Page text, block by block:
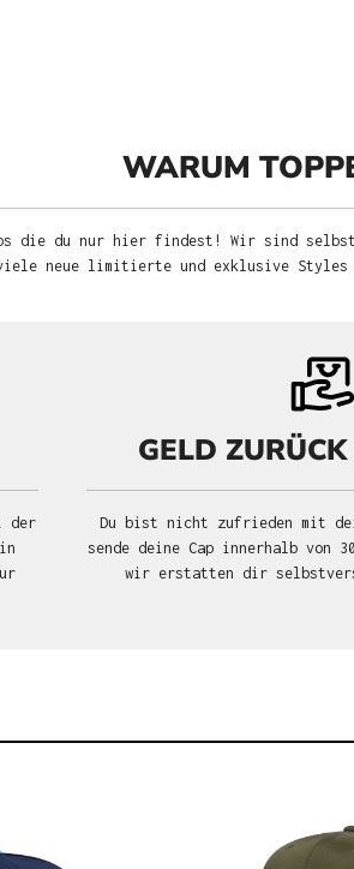
WARUM
du nur hier findest! Wir sind selbst
neue limitierte und exklusive Styles
der
GELD
Du bist nicht zufrieden mit
sende deine Cap innerhalb von
wir erstatten dir